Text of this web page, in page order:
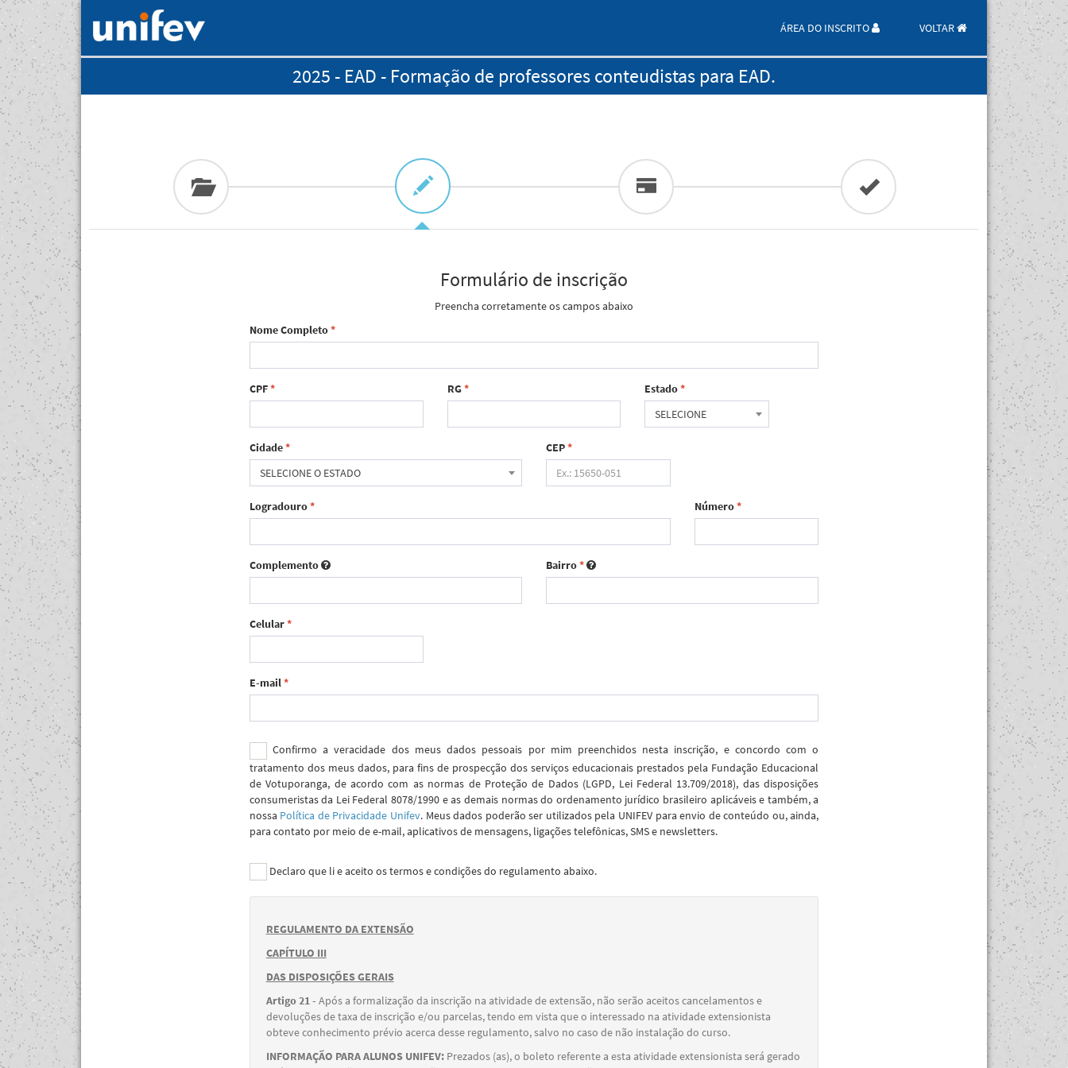
ÁREA DO INSCRITO VOLTAR
2025 - EAD - Formação de professores conteudistas para EAD.
Formulário de inscrição
Preencha corretamente os campos abaixo
Nome Completo*
CPF* RG* Estado*
SELECIONE
Cidade*
SELECIONE O ESTADO
CEP*
Logradouro* Número*
Complemento Bairro*
Celular*
E-mail*
Confirmo a veracidade dos meus dados pessoais por mim preenchidos nesta inscrição, e concordo com o
tratamento dos meus dados, para fins de prospecção dos serviços educacionais prestados pela Fundação Educacional
de Votuporanga, de acordo com as normas de Proteção de Dados (LGPD, Lei Federal 13.709/2018), das disposições
consumeristas da Lei Federal 8078/1990 e as demais normas do ordenamento jurídico brasileiro aplicáveis e também, a
nossa Política de Privacidade Unifev. Meus dados poderão ser utilizados pela UNIFEV para envio de conteúdo ou, ainda,
para contato por meio de e-mail, aplicativos de mensagens, ligações telefônicas, SMS e newsletters.
Declaro que li e aceito os termos e condições do regulamento abaixo.
REGULAMENTO DA EXTENSÃO
CAPÍTULO III
DAS DISPOSIÇÕES GERAIS
Artigo 21 - Após a formalização da inscrição na atividade de extensão, não serão aceitos cancelamentos e
devoluções de taxa de inscrição e/ou parcelas, tendo em vista que o interessado na atividade extensionista
obteve conhecimento prévio acerca desse regulamento, salvo no caso de não instalação do curso.
INFORMAÇÃO PARA ALUNOS UNIFEV:Prezados (as), o boleto referente a esta atividade extensionista será gerado